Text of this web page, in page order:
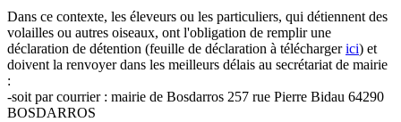
Dans ce contexte, les éleveurs ou les particuliers, qui détiennent des
volailles ou autres oiseaux, ont l'obligation de remplir une
déclaration de détention (feuille de déclaration à téléchargerici) et
doivent la renvoyer dans les meilleurs délais au secrétariat de mairie
:
-soit par courrier : mairie de Bosdarros 257 rue Pierre Bidau 64290
BOSDARROS